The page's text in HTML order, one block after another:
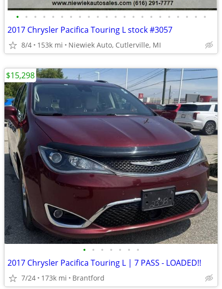
• • • • • • • • • • • • • • • • • • • • • •
2017 Chrysler Pacifica Touring L stock #3057
8/4 153k mi Niewiek Auto, Cutlerville, MI
• • • • • • •
2017 Chrysler Pacifica Touring L | 7 PASS - LOADED!!
7/24 173k mi Brantford
$15,298